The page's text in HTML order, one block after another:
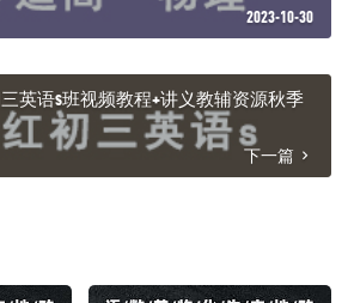
2023-10-30
英语s班视频教程+讲义教辅资源秋季
下一篇